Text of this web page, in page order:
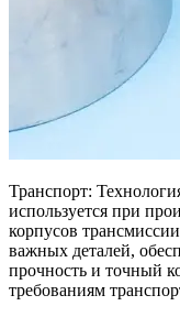
Транспорт:
используется при
корпусов
важных деталей,
прочность и точный
требованиям